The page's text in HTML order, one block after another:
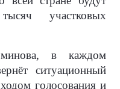
участковых
в каждом
ситуационный
голосования и